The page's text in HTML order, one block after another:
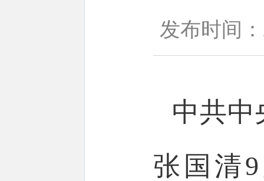
发布时间
中共中
张国清